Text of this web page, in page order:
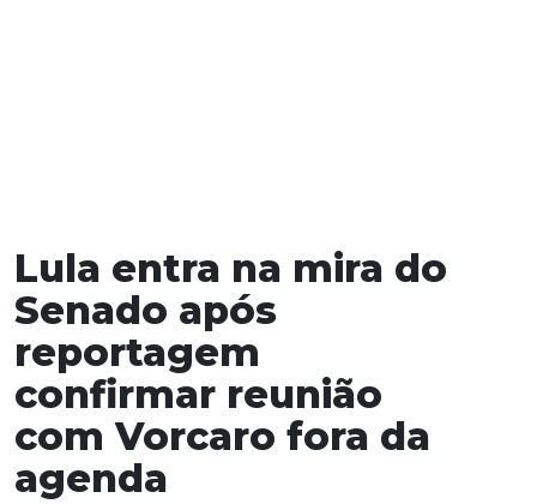
Lula entra na mira do
Senado após
reportagem
confirmar reunião
com Vorcaro fora da
agenda